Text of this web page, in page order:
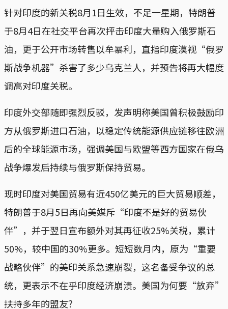
针对印度的新关税8月1日生效，不足一星期，特朗普
于8月4日在社交平台再次抨击印度大量购入俄罗斯石
油，更于公开市场转售以牟暴利，直指印度漠视“俄罗
斯战争机器”杀害了多少乌克兰人，并预告将再大幅度
调高对印度关税。
印度外交部随即强烈反驳，发声明称美国曾积极鼓励印
方从俄罗斯进口石油，以稳定传统能源供应链移往欧洲
后的全球能源市场，强调美国与欧盟等西方国家在俄乌
战争爆发后持续与俄罗斯保持贸易。
现时印度对美国贸易有近450亿美元的巨大贸易顺差，
特朗普于8月5日再向美媒斥“印度不是好的贸易伙
伴”，并于翌日宣布额外对其再征收25%关税，累计
50%，较中国的30%更多。短短数月内，原为“重要
战略伙伴”的美印关系急速崩裂，这名备受争议的总
统，更表示不在乎印度经济崩溃。美国为何要“放弃”
扶持多年的盟友？